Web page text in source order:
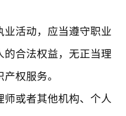
活动，应当遵守职业
合法权益，无正当理
权服务。
或者其他机构、个人